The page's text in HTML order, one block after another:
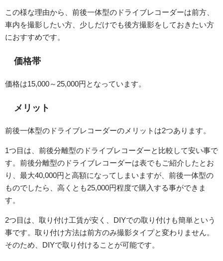
この様な理由から、前後一体型のドライブレコーダーは前方、
車内を撮影したい方、少しだけでも後方撮影をしておきたい方
におすすめです。
価格帯
価格は15,000～25,000円となっています。
メリット
前後一体型のドライブレコーダーのメリットは2つあります。
1つ目は、前後分離型のドライブレコーダーと比較して安い事で
す。前後分離型のドライブレコーダーは表でもご紹介したとお
り、最大40,000円と高額になってしまいますが、前後一体型の
ものでしたら、高くとも25,000円程度で購入する事ができま
す。
2つ目は、取り付け工賃が安く、DIYでの取り付けも簡単という
事です。取り付け方法は前方のみ撮影タイプと変わりません。
そのため、DIYで取り付けることが可能です。